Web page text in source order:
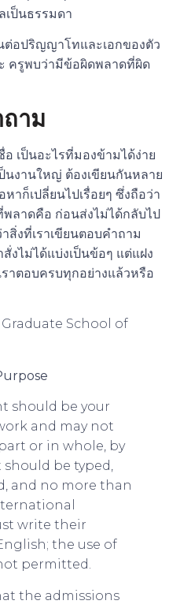
เป็นธรรมดา
อปริญญาโทและเอกของตัว
ครูพบว่ามีข้อผิดพลาดที่ผิด
ถาม
เป็นอะไรที่มองข้ามได้ง่าย
นงานใหญ่ ต้องเขียนกันหลาย
าก็เปลี่ยนไปเรื่อยๆ ซึ่งถือว่า
พลาดคือ ก่อนส่งไม่ได้กลับไป
สิ่งที่เราเขียนตอบคำถาม
งไม่ได้แบ่งเป็นข้อๆ แต่แฝง
ราตอบครบทุกอย่างแล้วหรือ
Graduate School of
should be your
and may not
or in whole, by
should be typed,
and no more than
write their
the use of
permitted.
the admissions